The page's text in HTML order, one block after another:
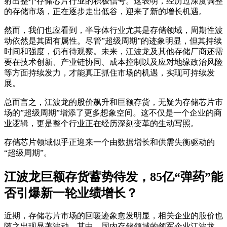
的存储市场，正在逐步走出低谷，迎来了新的增长机遇。
然而，我们也应看到，半导体行业尤其是存储领域，周期性波
动依然是其固有属性。尽管”超级周期”的迹象明显，但其持续
时间和强度，仍有待观察。未来，江波龙及其他存储厂商还需
要在技术创新、产业链协同、成本控制以及应对地缘政治风险
等方面持续发力，才能真正抓住市场的机遇，实现可持续发
展。
总而言之，江波龙的股价飙升和巨额存货，无疑为存储芯片市
场的”超级周期”增添了更多想象空间。这不仅是一个企业的商
业逻辑，更是整个行业正在经历深刻变革的生动写照。
存储芯片领域似乎正迎来一个由数据增长和供需失衡驱动的
“超级周期”。
江波龙巨额存货蓄势待发，85亿“弹药”能
否引爆新一轮业绩增长？
近期，存储芯片市场的回暖迹象愈发明显，相关企业的股价也